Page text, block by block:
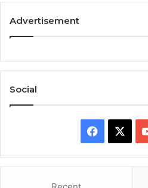
Advertisement
Social
Facebook